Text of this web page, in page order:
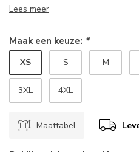
Lees meer
Maak een keuze: *
XS S M
3XL 4XL
Maattabel